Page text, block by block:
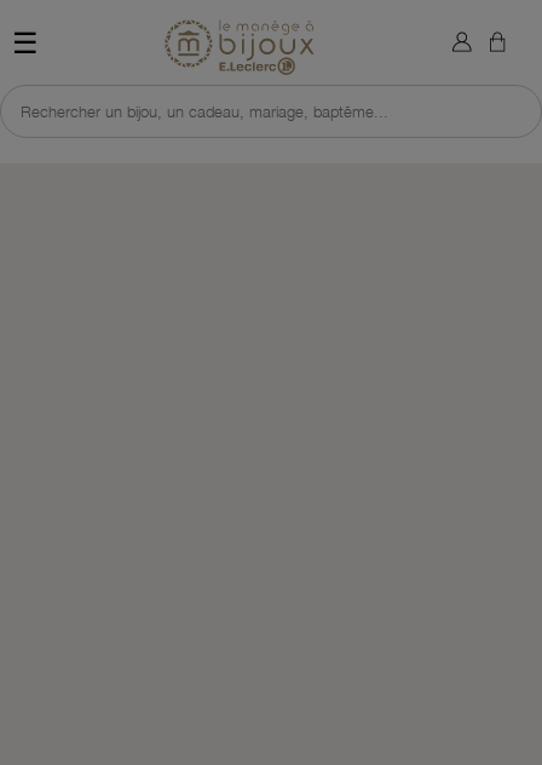
☰ Retour à l'accueil du site
Rechercher un bijou, un cadeau, mariage, baptême...
×